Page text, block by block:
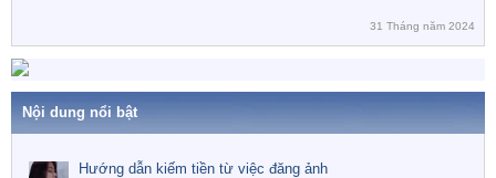
31 Tháng năm 2024
Nội dung nổi bật
Hướng dẫn kiếm tiền từ việc đăng ảnh